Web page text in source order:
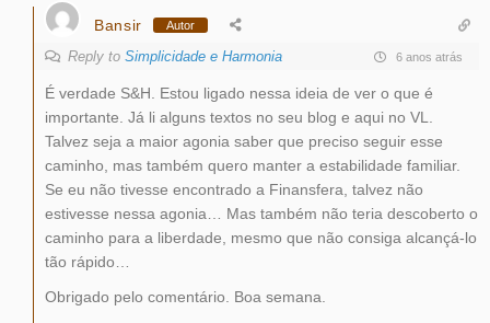
Bansir Autor
Reply to Simplicidade e Harmonia 6 anos atrás
É verdade S&H. Estou ligado nessa ideia de ver o que é
importante. Já li alguns textos no seu blog e aqui no VL.
Talvez seja a maior agonia saber que preciso seguir esse
caminho, mas também quero manter a estabilidade familiar.
Se eu não tivesse encontrado a Finansfera, talvez não
estivesse nessa agonia… Mas também não teria descoberto o
caminho para a liberdade, mesmo que não consiga alcançá-lo
tão rápido…
Obrigado pelo comentário. Boa semana.